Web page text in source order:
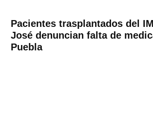
Pacientes trasplantados del
José denuncian falta de
Puebla